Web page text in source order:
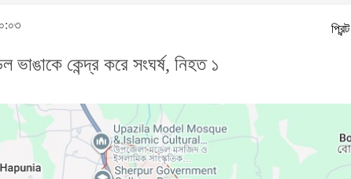
ভাঙাকে কেন্দ্র করে সংঘর্ষ, নিহত ১